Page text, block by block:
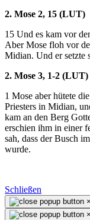
2. Mose 2, 15 (LUT)
15 Und es kam vor
Aber Mose floh vor
Midian. Und er setzte
2. Mose 3, 1-2 (LUT)
1 Mose aber hütete
Priesters in Midian,
kam an den Berg
erschien ihm in einer
sah, dass der Busch
wurde.
Schließen
×
×